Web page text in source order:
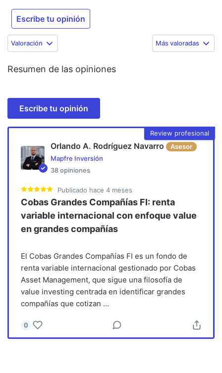
Escribe tu opinión
Valoración Más valoradas
Resumen de las opiniones
Escribe tu opinión
Review profesional
Orlando A. Rodríguez Navarro
Asesor
Mapfre Inversión
38 opiniones
Publicado hace 4 meses
Cobas Grandes Compañías FI: renta
variable internacional con enfoque value
en grandes compañías
El Cobas Grandes Compañías FI es un fondo de
renta variable internacional gestionado por Cobas
Asset Management, que sigue una filosofía de
value investing centrada en identificar grandes
compañías que cotizan ...
0